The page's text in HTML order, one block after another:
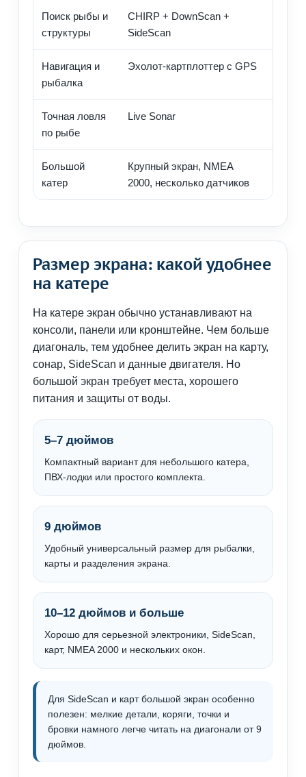
Поиск рыбы и
структуры
CHIRP + DownScan +
SideScan
Навигация и
рыбалка
Эхолот-картплоттер с GPS
Точная ловля
по рыбе
Live Sonar
Большой
катер
Крупный экран, NMEA
2000, несколько датчиков
Размер экрана: какой удобнее
на катере
На катере экран обычно устанавливают на
консоли, панели или кронштейне. Чем больше
диагональ, тем удобнее делить экран на карту,
сонар, SideScan и данные двигателя. Но
большой экран требует места, хорошего
питания и защиты от воды.
5–7 дюймов
Компактный вариант для небольшого катера,
ПВХ-лодки или простого комплекта.
9 дюймов
Удобный универсальный размер для рыбалки,
карты и разделения экрана.
10–12 дюймов и больше
Хорошо для серьезной электроники, SideScan,
карт, NMEA 2000 и нескольких окон.
Для SideScan и карт большой экран особенно
полезен: мелкие детали, коряги, точки и
бровки намного легче читать на диагонали от 9
дюймов.